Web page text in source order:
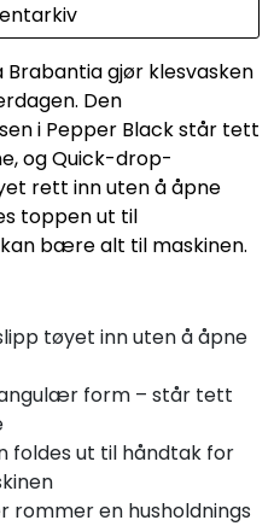
gjør klesvasken
Den
i Pepper Black står tett
og Quick-drop-
rett inn uten å åpne
toppen ut til
bære alt til maskinen.
tøyet inn uten å åpne
form – står tett
foldes ut til håndtak for
rommer en husholdnings